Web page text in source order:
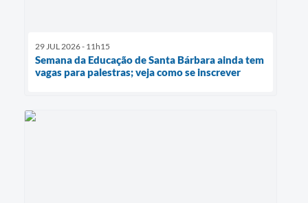
29 JUL 2026 - 11h15
Semana da Educação de Santa Bárbara ainda tem
vagas para palestras; veja como se inscrever